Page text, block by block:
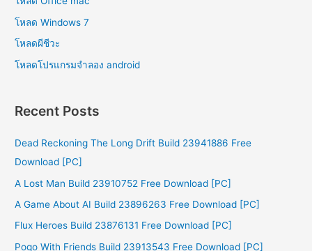
โหลด Windows 7
โหลดผีชีวะ
โหลดโปรแกรมจําลอง android
Recent Posts
Dead Reckoning The Long Drift Build 23941886 Free
Download [PC]
A Lost Man Build 23910752 Free Download [PC]
A Game About AI Build 23896263 Free Download [PC]
Flux Heroes Build 23876131 Free Download [PC]
Pogo With Friends Build 23913543 Free Download [PC]